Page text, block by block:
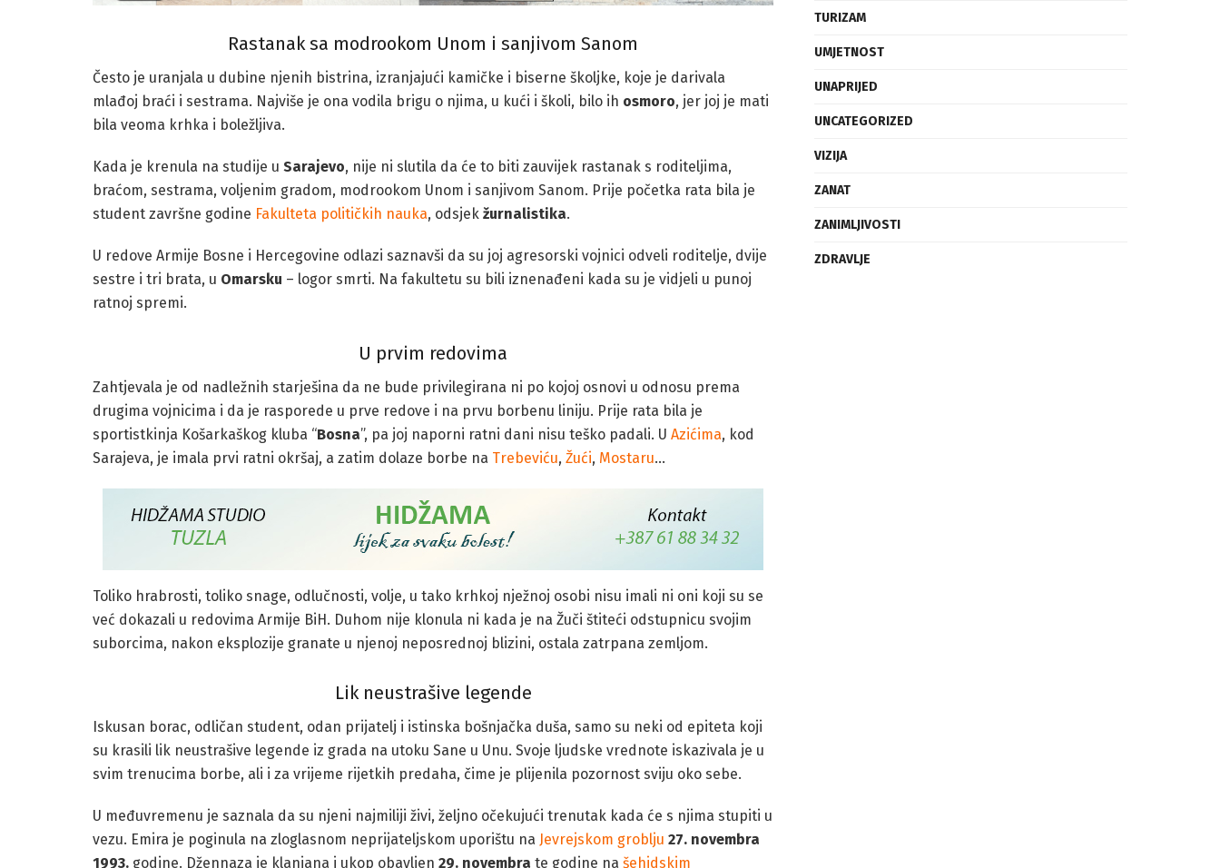
Rastanak sa modrookom Unom i sanjivom Sanom
Često je uranjala u dubine njenih bistrina, izranjajući kamičke i biserne školjke, koje je darivala
mlađoj braći i sestrama. Najviše je ona vodila brigu o njima, u kući i školi, bilo ih osmoro, jer joj je mati
bila veoma krhka i boležljiva.
Kada je krenula na studije u Sarajevo, nije ni slutila da će to biti zauvijek rastanak s roditeljima,
braćom, sestrama, voljenim gradom, modrookom Unom i sanjivom Sanom. Prije početka rata bila je
student završne godine Fakulteta političkih nauka, odsjek žurnalistika.
U redove Armije Bosne i Hercegovine odlazi saznavši da su joj agresorski vojnici odveli roditelje, dvije
sestre i tri brata, u Omarsku – logor smrti. Na fakultetu su bili iznenađeni kada su je vidjeli u punoj
ratnoj spremi.
U prvim redovima
Zahtjevala je od nadležnih starješina da ne bude privilegirana ni po kojoj osnovi u odnosu prema
drugima vojnicima i da je rasporede u prve redove i na prvu borbenu liniju. Prije rata bila je
sportistkinja Košarkaškog kluba “Bosna”, pa joj naporni ratni dani nisu teško padali. U Azićima, kod
Sarajeva, je imala prvi ratni okršaj, a zatim dolaze borbe na Trebeviću, Žući, Mostaru…
Toliko hrabrosti, toliko snage, odlučnosti, volje, u tako krhkoj nježnoj osobi nisu imali ni oni koji su se
već dokazali u redovima Armije BiH. Duhom nije klonula ni kada je na Žuči štiteći odstupnicu svojim
suborcima, nakon eksplozije granate u njenoj neposrednoj blizini, ostala zatrpana zemljom.
Lik neustrašive legende
Iskusan borac, odličan student, odan prijatelj i istinska bošnjačka duša, samo su neki od epiteta koji
su krasili lik neustrašive legende iz grada na utoku Sane u Unu. Svoje ljudske vrednote iskazivala je u
svim trenucima borbe, ali i za vrijeme rijetkih predaha, čime je plijenila pozornost sviju oko sebe.
U međuvremenu je saznala da su njeni najmiliji živi, željno očekujući trenutak kada će s njima stupiti u
vezu. Emira je poginula na zloglasnom neprijateljskom uporištu na Jevrejskom groblju 27. novembra
1993. godine. Džennaza je klanjana i ukop obavljen 29. novembra te godine na šehidskim
TURIZAM
UMJETNOST
UNAPRIJED
UNCATEGORIZED
VIZIJA
ZANAT
ZANIMLJIVOSTI
ZDRAVLJE